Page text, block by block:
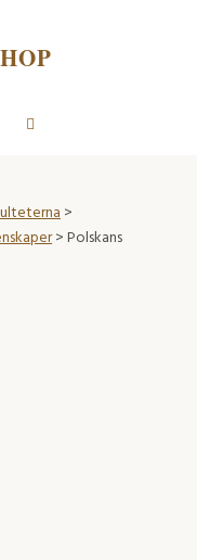
>
> Polskans